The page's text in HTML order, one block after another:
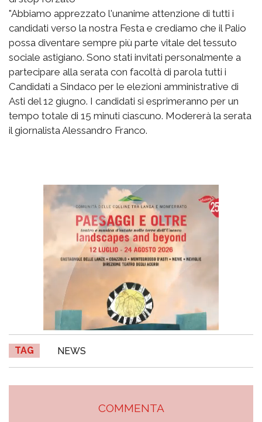
"Abbiamo apprezzato l'unanime attenzione di tutti i
candidati verso la nostra Festa e crediamo che il Palio
possa diventare sempre più parte vitale del tessuto
sociale astigiano. Sono stati invitati personalmente a
partecipare alla serata con facoltà di parola tutti i
Candidati a Sindaco per le elezioni amministrative di
Asti del 12 giugno. I candidati si esprimeranno per un
tempo totale di 15 minuti ciascuno. Modererà la serata
il giornalista Alessandro Franco.
TAG NEWS
COMMENTA